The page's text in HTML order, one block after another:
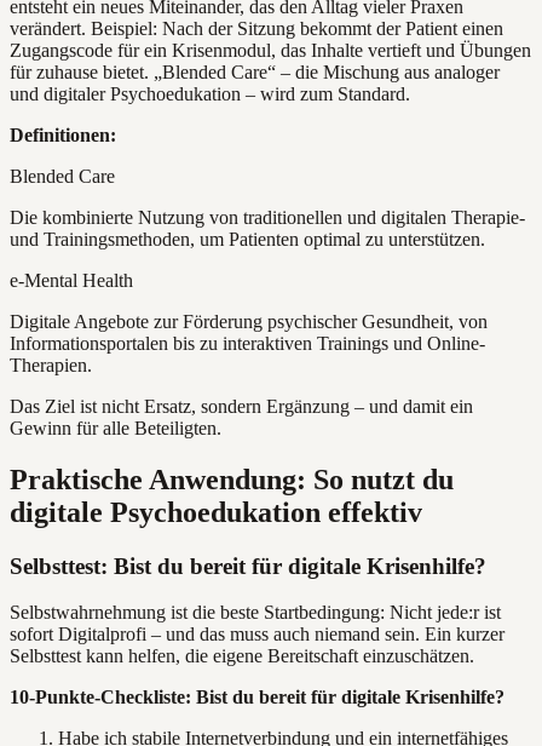
entsteht ein neues Miteinander, das den Alltag vieler Praxen
verändert. Beispiel: Nach der Sitzung bekommt der Patient einen
Zugangscode für ein Krisenmodul, das Inhalte vertieft und Übungen
für zuhause bietet. „Blended Care“ – die Mischung aus analoger
und digitaler Psychoedukation – wird zum Standard.
Definitionen:
Blended Care
Die kombinierte Nutzung von traditionellen und digitalen Therapie-
und Trainingsmethoden, um Patienten optimal zu unterstützen.
e-Mental Health
Digitale Angebote zur Förderung psychischer Gesundheit, von
Informationsportalen bis zu interaktiven Trainings und Online-
Therapien.
Das Ziel ist nicht Ersatz, sondern Ergänzung – und damit ein
Gewinn für alle Beteiligten.
Praktische Anwendung: So nutzt du
digitale Psychoedukation effektiv
Selbsttest: Bist du bereit für digitale Krisenhilfe?
Selbstwahrnehmung ist die beste Startbedingung: Nicht jede:r ist
sofort Digitalprofi – und das muss auch niemand sein. Ein kurzer
Selbsttest kann helfen, die eigene Bereitschaft einzuschätzen.
10-Punkte-Checkliste: Bist du bereit für digitale Krisenhilfe?
Habe ich stabile Internetverbindung und ein internetfähiges